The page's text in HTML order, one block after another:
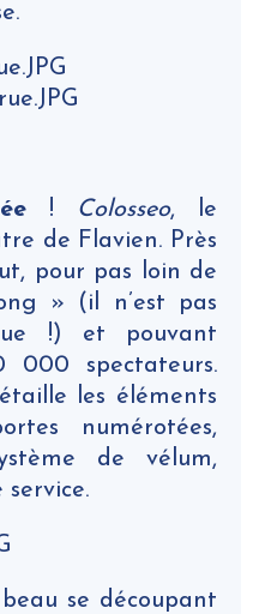
! Colosseo, le
de Flavien. Près
pour pas loin de
» (il n’est pas
!) et pouvant
000 spectateurs.
les éléments
numérotées,
de vélum,
service.
se découpant